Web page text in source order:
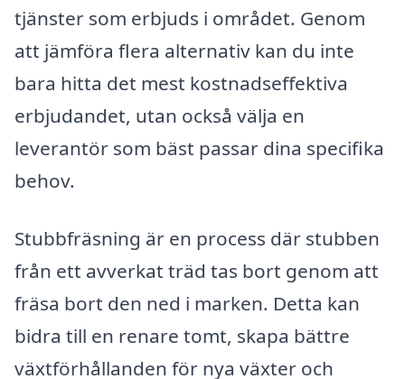
tjänster som erbjuds i området. Genom
att jämföra flera alternativ kan du inte
bara hitta det mest kostnadseffektiva
erbjudandet, utan också välja en
leverantör som bäst passar dina specifika
behov.
Stubbfräsning är en process där stubben
från ett avverkat träd tas bort genom att
fräsa bort den ned i marken. Detta kan
bidra till en renare tomt, skapa bättre
växtförhållanden för nya växter och